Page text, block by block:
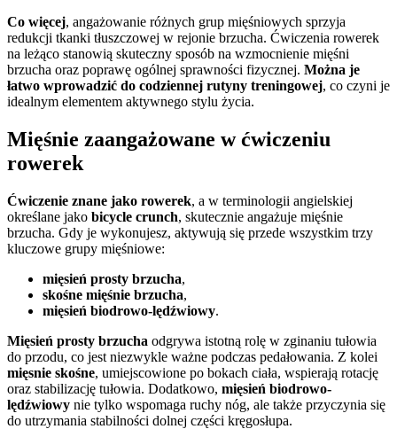
Co więcej, angażowanie różnych grup mięśniowych sprzyja
redukcji tkanki tłuszczowej w rejonie brzucha. Ćwiczenia rowerek
na leżąco stanowią skuteczny sposób na wzmocnienie mięśni
brzucha oraz poprawę ogólnej sprawności fizycznej. Można je
łatwo wprowadzić do codziennej rutyny treningowej, co czyni je
idealnym elementem aktywnego stylu życia.
Mięśnie zaangażowane w ćwiczeniu
rowerek
Ćwiczenie znane jako rowerek, a w terminologii angielskiej
określane jako bicycle crunch, skutecznie angażuje mięśnie
brzucha. Gdy je wykonujesz, aktywują się przede wszystkim trzy
kluczowe grupy mięśniowe:
mięsień prosty brzucha,
skośne mięśnie brzucha,
mięsień biodrowo-lędźwiowy.
Mięsień prosty brzucha odgrywa istotną rolę w zginaniu tułowia
do przodu, co jest niezwykle ważne podczas pedałowania. Z kolei
mięsnie skośne, umiejscowione po bokach ciała, wspierają rotację
oraz stabilizację tułowia. Dodatkowo, mięsień biodrowo-
lędźwiowy nie tylko wspomaga ruchy nóg, ale także przyczynia się
do utrzymania stabilności dolnej części kręgosłupa.